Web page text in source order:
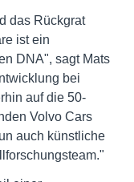
das Rückgrat
ist ein
DNA", sagt Mats
bei
auf die 50-
Volvo Cars
auch künstliche